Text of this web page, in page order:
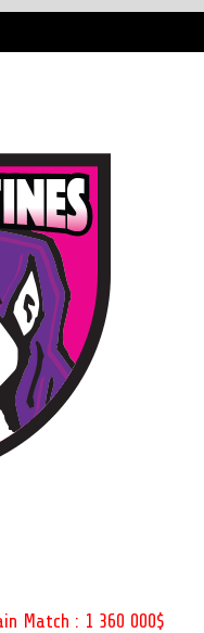
Match : 1 360 000$